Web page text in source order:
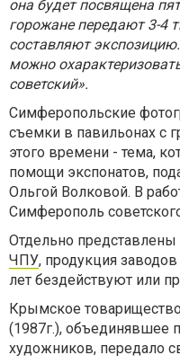
она будет посвящена
горожане передают 3-4
составляют
можно
советский».
Симферопольские
съемки в павильонах с
этого времени - тема,
помощи экспонатов,
Ольгой Волковой. В
Симферополь
Отдельно представлены
ЧПУ, продукция
лет бездействуют или
Крымское
(1987г.), объединявшее
художников, передало